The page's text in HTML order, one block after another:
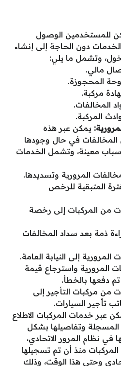
للمستخدمين الوصول
دون الحاجة إلى إنشاء
وتشمل ما يلي:
مالي.
المحجوزة.
مركبة.
المخالفات.
المركبة.
يمكن عبر هذه
المخالفات في حال وجودها
معينة، وتشمل الخدمات
المرورية وتسديدها.
المتبقية للرخص
من المركبات إلى رخصة
ذمة بعد سداد المخالفات
المرورية إلى النيابة العامة.
المرورية واسترجاع قيمة
دفعها بالخطأ.
من مركبات التأجير إلى
تأجير السيارات.
عبر خدمات المركبات الاطلاع
وتفاصيلها بشكل
في نظام المرور الاتحادي،
منذ أن تم تسجيلها
وحتى هذا الوقت، وذلك